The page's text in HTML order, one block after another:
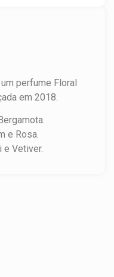
perfume Floral
em 2018.
e Rosa.
e Vetiver.